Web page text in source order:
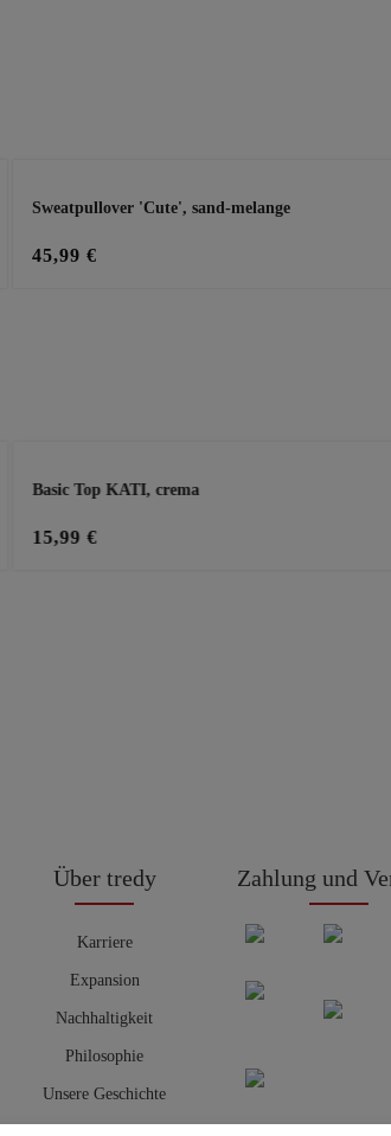
Sweatpullover 'Cute', sand-melange
45,99 €
Basic Top KATI, crema
15,99 €
Über tredy
Karriere
Expansion
Nachhaltigkeit
Philosophie
Unsere Geschichte
Zahlung und